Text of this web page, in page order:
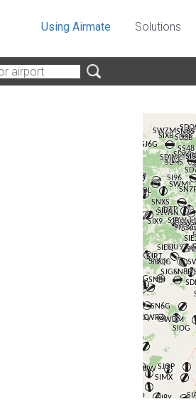
Using Airmate Solutions